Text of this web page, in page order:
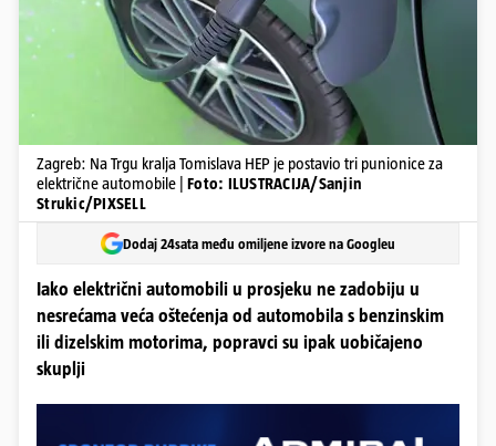
Zagreb: Na Trgu kralja Tomislava HEP je postavio tri punionice za
električne automobile | Foto: ILUSTRACIJA/Sanjin
Strukic/PIXSELL
Dodaj 24sata među omiljene izvore na Googleu
Iako električni automobili u prosjeku ne zadobiju u
nesrećama veća oštećenja od automobila s benzinskim
ili dizelskim motorima, popravci su ipak uobičajeno
skuplji